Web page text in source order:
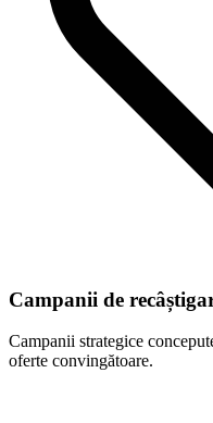
Campanii de
Campanii strategice
oferte convingătoare.